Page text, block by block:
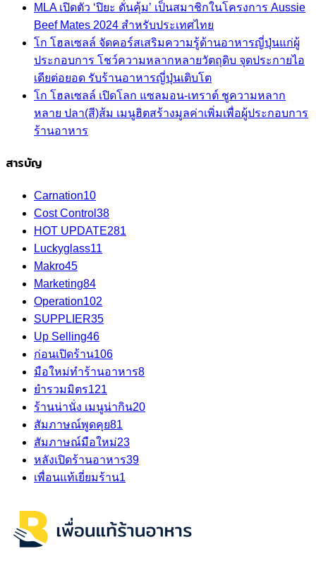
MLA เปิดตัว ‘ปิยะ ดั่นคุ้ม’ เป็นสมาชิกในโครงการ Aussie
Beef Mates 2024 สำหรับประเทศไทย
โก โฮลเซลล์ จัดคอร์สเสริมความรู้ด้านอาหารญี่ปุ่นแก่ผู้
ประกอบการ โชว์ความหลากหลายวัตถุดิบ จุดประกายไอ
เดียต่อยอด รับร้านอาหารญี่ปุ่นเติบโต
โก โฮลเซลล์ เปิดโลก แซลมอน-เทราต์ ชูความหลาก
หลาย ปลา(สี)ส้ม เมนูฮิตสร้างมูลค่าเพิ่มเพื่อผู้ประกอบการ
ร้านอาหาร
สารบัญ
Carnation10
Cost Control 38
HOT UPDATE281
Luckyglass11
Makro45
Marketing84
Operation102
SUPPLIER35
Up Selling46
ก่อนเปิดร้าน106
มือใหม่ทำร้านอาหาร8
ยำรวมมิตร121
ร้านน่านั่ง เมนูน่ากิน20
สัมภาษณ์พูดคุย81
สัมภาษณ์มือใหม่23
หลังเปิดร้านอาหาร39
เพื่อนแท้เยี่ยมร้าน1